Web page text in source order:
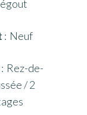
Neuf
Rez-de-
/ 2